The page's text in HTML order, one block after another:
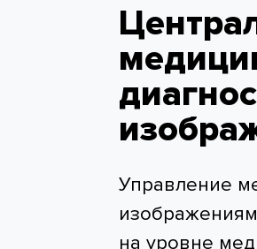
Управление
на уровне